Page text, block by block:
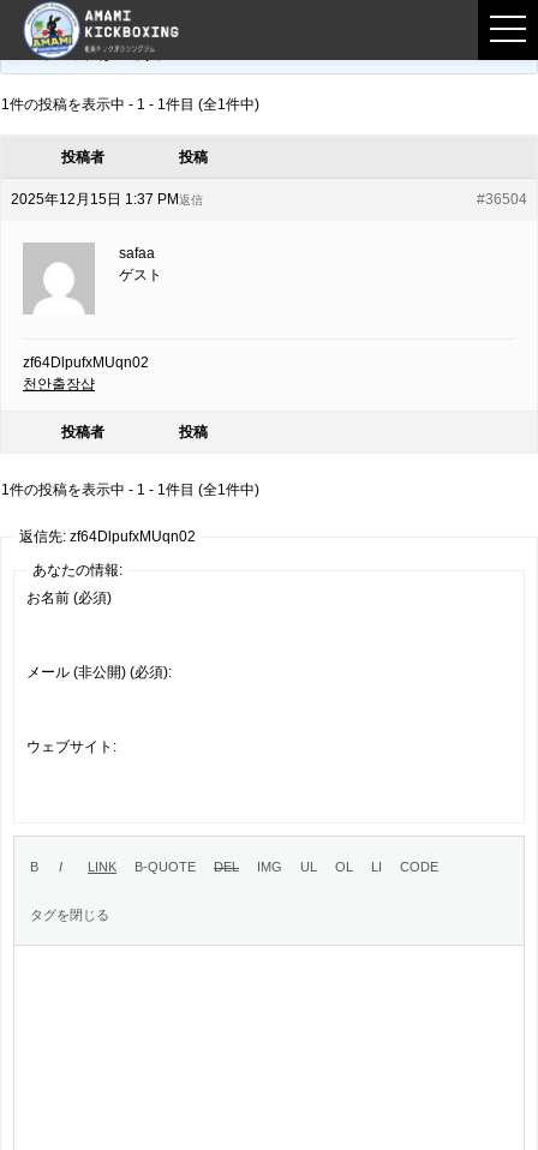
フロントページ › フォーラム
このトピックは空です。
1件の投稿を表示中 - 1 - 1件目 (全1件中)
投稿者 投稿
2025年12月15日 1:37 PM #36504
返信
safaa
ゲスト
zf64DlpufxMUqn02
천안출장샵
投稿者 投稿
1件の投稿を表示中 - 1 - 1件目 (全1件中)
返信先: zf64DlpufxMUqn02
あなたの情報:
お名前 (必須)
メール (非公開) (必須):
ウェブサイト: